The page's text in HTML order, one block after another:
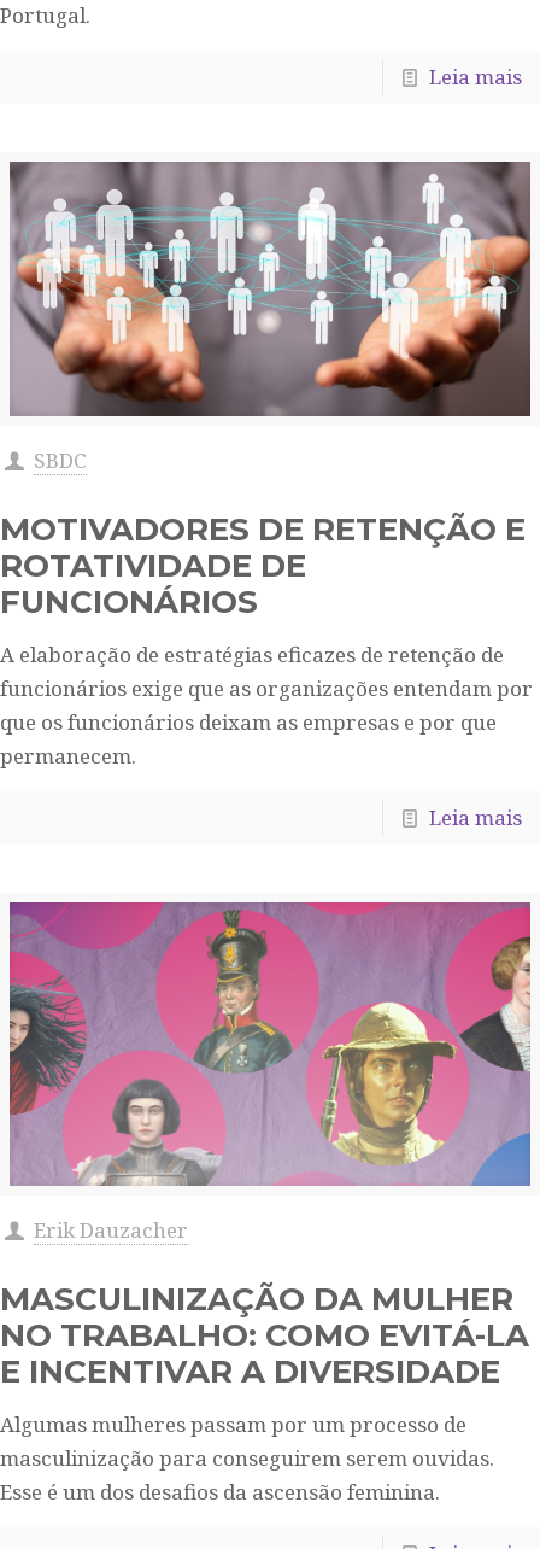
Portugal.
Leia mais
SBDC
MOTIVADORES DE RETENÇÃO E
ROTATIVIDADE DE
FUNCIONÁRIOS
A elaboração de estratégias eficazes de retenção de
funcionários exige que as organizações entendam por
que os funcionários deixam as empresas e por que
permanecem.
Leia mais
Erik Dauzacher
MASCULINIZAÇÃO DA MULHER
NO TRABALHO: COMO EVITÁ-LA
E INCENTIVAR A DIVERSIDADE
Algumas mulheres passam por um processo de
masculinização para conseguirem serem ouvidas.
Esse é um dos desafios da ascensão feminina.